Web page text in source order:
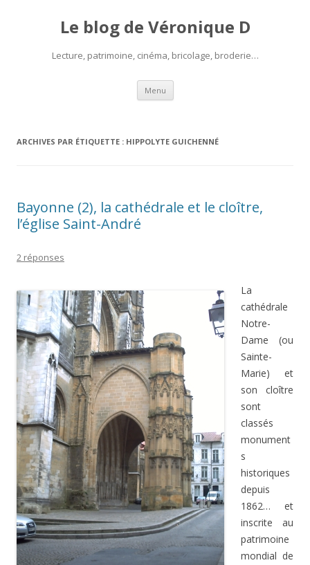
Le blog de Véronique D
Lecture, patrimoine, cinéma, bricolage, broderie…
Menu Aller
contenu
ARCHIVES PAR ÉTIQUETTE : HIPPOLYTE GUICHENNÉ
Bayonne (2), la cathédrale et le cloître,
l’église Saint-André
2 réponses
La
cathédrale
Notre-
Dame (ou
Sainte-
Marie) et
son cloître
sont
classés
monument
s
historiques
depuis
1862… et
inscrite au
patrimoine
mondial de